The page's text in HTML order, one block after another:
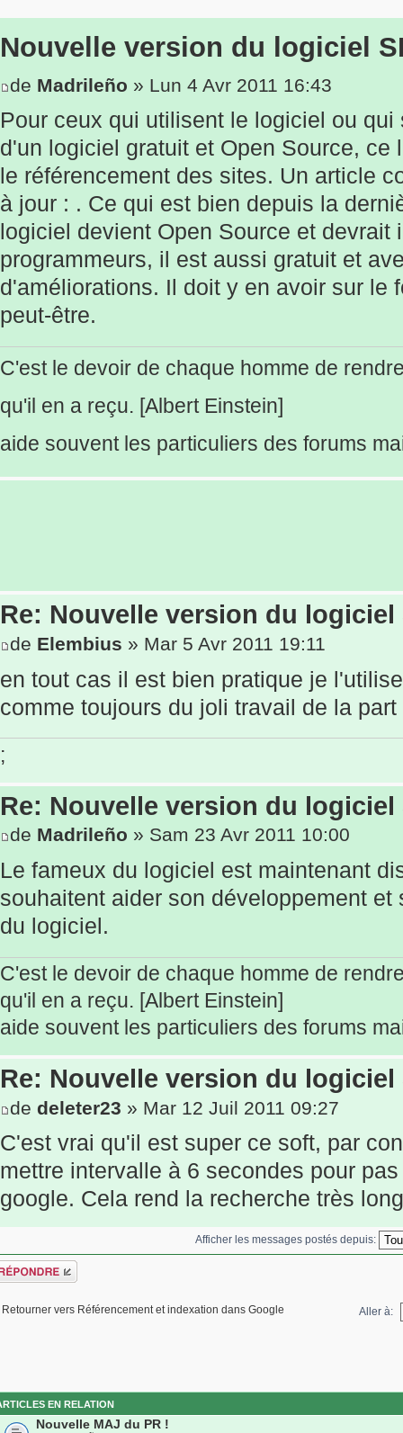
Nouvelle version du logiciel
de Madrileño » Lun 4 Avr 2011 16:43
Pour ceux qui utilisent le logiciel ou
d'un logiciel gratuit et Open Source, ce
le référencement des sites. Un article
à jour : . Ce qui est bien depuis la
logiciel devient Open Source et devrait
programmeurs, il est aussi gratuit et
d'améliorations. Il doit y en avoir sur le
peut-être.
C'est le devoir de chaque homme de
qu'il en a reçu. [Albert Einstein]
aide souvent les particuliers des forums
Re: Nouvelle version du logiciel
de Elembius » Mar 5 Avr 2011 19:11
en tout cas il est bien pratique je
comme toujours du joli travail de la part
;
Re: Nouvelle version du logiciel
de Madrileño » Sam 23 Avr 2011 10:00
Le fameux du logiciel est maintenant
souhaitent aider son développement
du logiciel.
C'est le devoir de chaque homme de
qu'il en a reçu. [Albert Einstein]
aide souvent les particuliers des forums
Re: Nouvelle version du logiciel
de deleter23 » Mar 12 Juil 2011 09:27
C'est vrai qu'il est super ce soft, par
mettre intervalle à 6 secondes pour
google. Cela rend la recherche très
Afficher les messages postés depuis:
Retourner vers Référencement et indexation dans Google Aller à:
EN RELATION
Nouvelle MAJ du PR !